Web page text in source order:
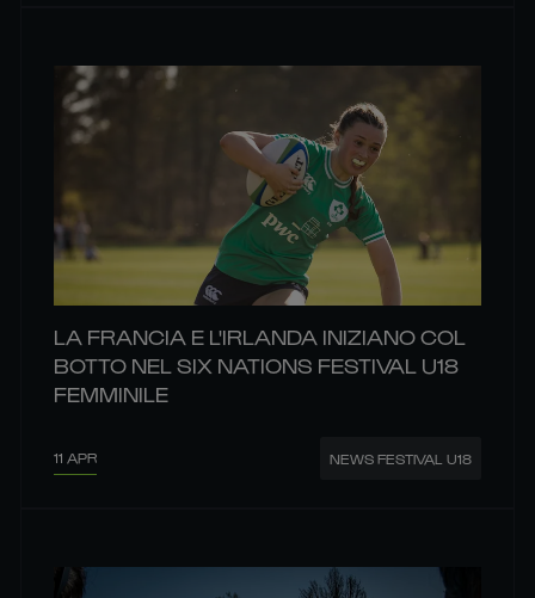
LA FRANCIA E L'IRLANDA INIZIANO COL
BOTTO NEL SIX NATIONS FESTIVAL U18
FEMMINILE
11 APR NEWS FESTIVAL U18